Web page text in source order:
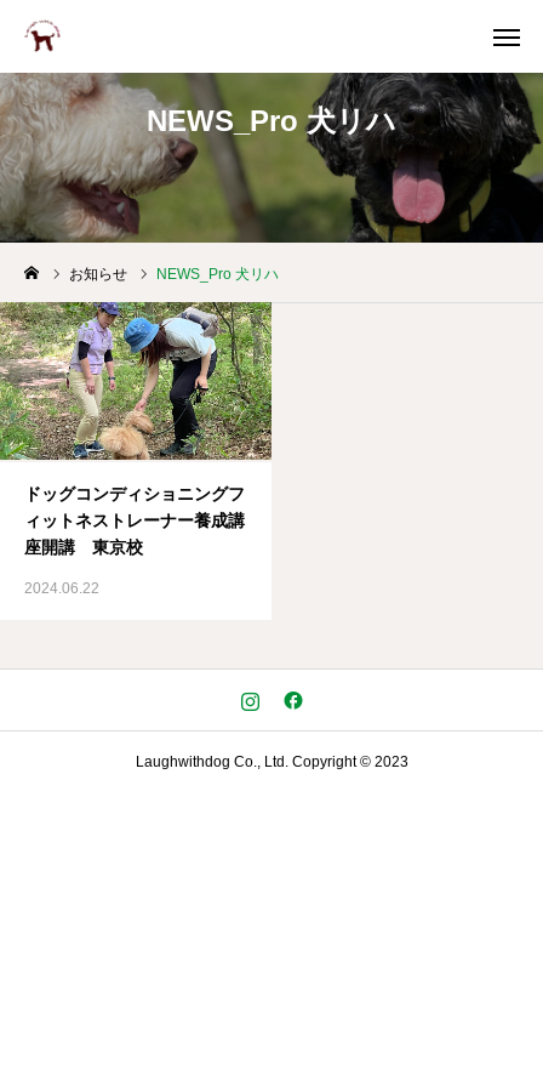
NEWS_Pro 犬リハ
お知らせ NEWS_Pro 犬リハ
ドッグコンディショニングフ
ィットネストレーナー養成講
座開講 東京校
2024.06.22
Laughwithdog Co., Ltd. Copyright © 2023
問合せ 電話
facebook インスタ
topページ
学びたい
ドッグスクール
Let’s have dogs retreat
スタッフ紹介